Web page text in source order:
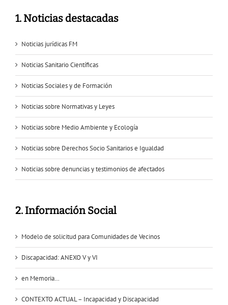
1. Noticias destacadas
Noticias jurídicas FM
Noticias Sanitario Científicas
Noticias Sociales y de Formación
Noticias sobre Normativas y Leyes
Noticias sobre Medio Ambiente y Ecología
Noticias sobre Derechos Socio Sanitarios e Igualdad
Noticias sobre denuncias y testimonios de afectados
2. Información Social
Modelo de solicitud para Comunidades de Vecinos
Discapacidad: ANEXO V y VI
en Memoria…
CONTEXTO ACTUAL – Incapacidad y Discapacidad